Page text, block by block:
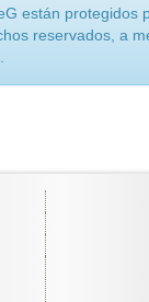
están protegidos
reservados, a